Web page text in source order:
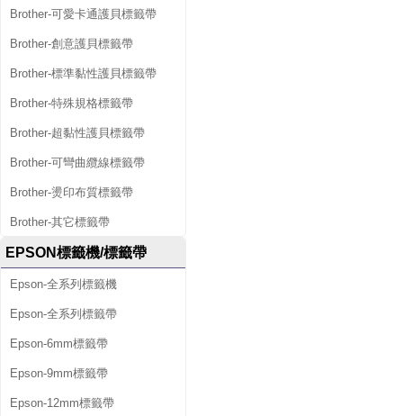
Brother-可愛卡通護貝標籤帶
Brother-創意護貝標籤帶
Brother-標準黏性護貝標籤帶
Brother-特殊規格標籤帶
Brother-超黏性護貝標籤帶
Brother-可彎曲纜線標籤帶
Brother-燙印布質標籤帶
Brother-其它標籤帶
EPSON標籤機/標籤帶
Epson-全系列標籤機
Epson-全系列標籤帶
Epson-6mm標籤帶
Epson-9mm標籤帶
Epson-12mm標籤帶